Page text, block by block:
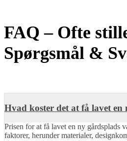
FAQ – Ofte
Spørgsmål &
Hvad koster det at få lavet en
Prisen for at få lavet en ny gårdsplads
faktorer, herunder materialer,